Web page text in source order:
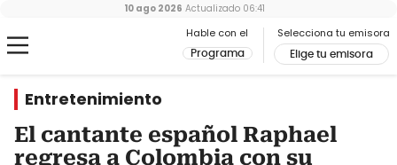
Hable con el
Programa
Selecciona tu emisora
Elige tu emisora
10 ago 2026 Actualizado 06:41
Entretenimiento
El cantante español Raphael
regresa a Colombia con su